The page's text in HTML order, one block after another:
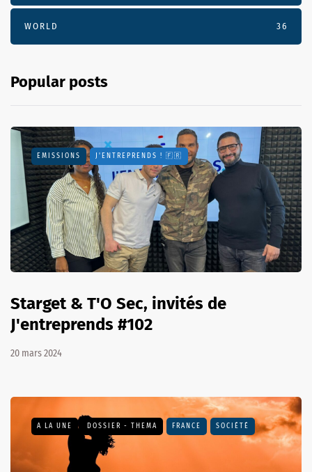
WORLD 36
Popular posts
EMISSIONS J'ENTREPRENDS ! 🇫🇷
Starget & T'O Sec, invités de
J'entreprends #102
20 mars 2024
A LA UNE DOSSIER - THEMA FRANCE SOCIÉTÉ